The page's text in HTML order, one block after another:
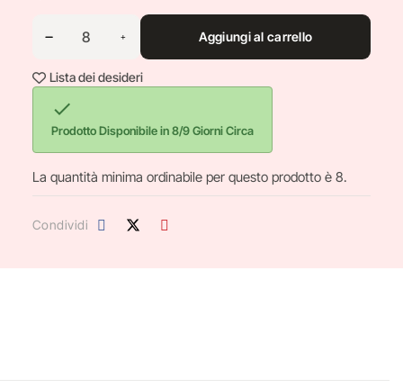
Aggiungi al carrello
Lista dei desideri

Prodotto Disponibile in 8/9 Giorni Circa
La quantità minima ordinabile per questo prodotto è 8.
Condividi